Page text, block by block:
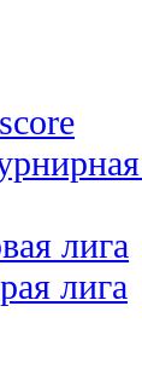
лига
лига